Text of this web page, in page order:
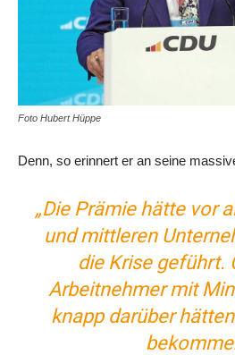
Foto Hubert Hüppe
Denn, so erinnert er an seine
„Die Prämie hätte vor
und mittleren
die Krise geführt.
Arbeitnehmer mit
knapp darüber